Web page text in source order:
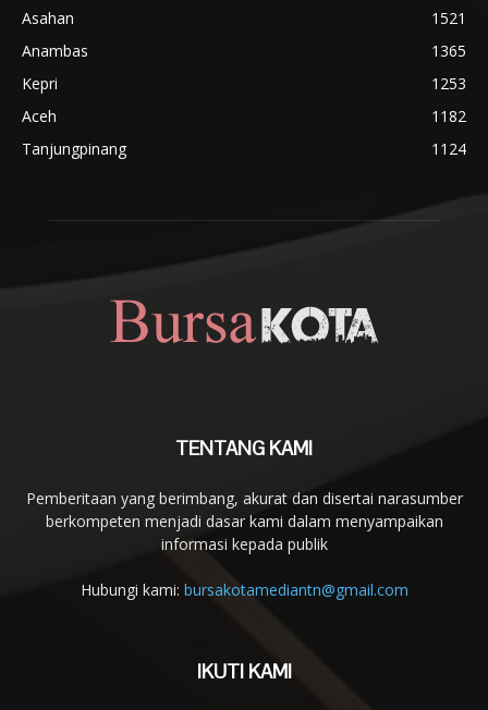
Asahan
1521
Anambas
1365
Kepri
1253
Aceh
1182
Tanjungpinang
1124
TENTANG KAMI
Pemberitaan yang berimbang, akurat dan disertai narasumber
berkompeten menjadi dasar kami dalam menyampaikan
informasi kepada publik
Hubungi kami: bursakotamediantn@gmail.com
IKUTI KAMI